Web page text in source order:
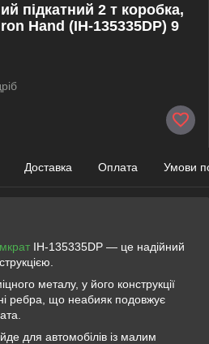
підкатний 2 т коробка,
Hand (IH-135335DP) 9
Доставка Оплата Умови
IH-135335DP — це надійний
металу, у його конструкції
ребра, що неабияк подовжує
для автомобілів із малим